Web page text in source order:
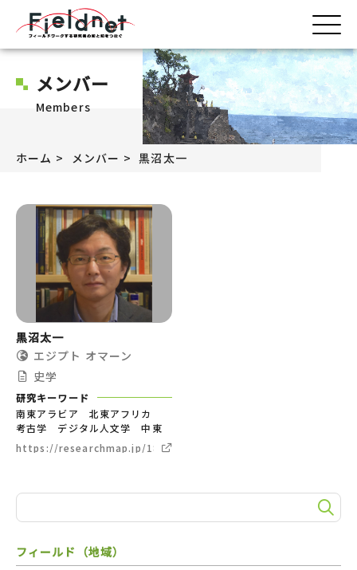
メンバー
Members
ホーム メンバー 黒沼太一
黒沼太一
エジプト オマーン
史学
研究キーワード
南東アラビア 北東アフリカ
考古学 デジタル人文学 中東
https://researchmap.jp/18961988
フィールド（地域）